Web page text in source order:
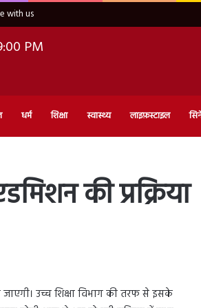
with us
PM
धर्म शिक्षा स्वास्थ्य लाइफ़स्टाइल
की प्रक्रिया
उच्च शिक्षा विभाग की तरफ से इसके